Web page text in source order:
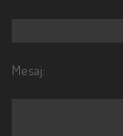
Mesaj: